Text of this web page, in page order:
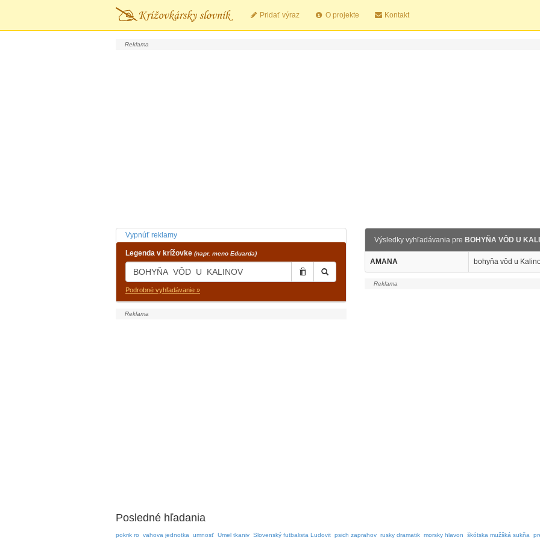
Pridať výraz O projekte Kontakt
Vypnúť reklamy
Legenda v krížovke (napr. meno Eduarda)
Podrobné vyhľadávanie »
Výsledky vyhľadávania pre BOHYŇA VÔD U
AMANA bohyňa vôd u
Posledné hľadania
pokrik ro vahova jednotka umnosť Umel tkaniv Slovenský futbalista Ludovit psich zaprahov rusky dramatik morsky hlavon škótska mužšká sukňa